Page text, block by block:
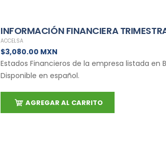
INFORMACIÓN FINANCIERA
ACCELSA
$3,080.00 MXN
Estados Financieros de la empresa listada en
Disponible en español.
AGREGAR AL CARRITO